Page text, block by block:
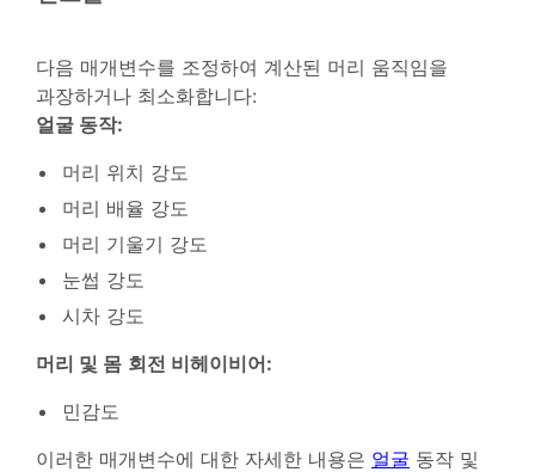
다음 매개변수를 조정하여 계산된 머리 움직임을
과장하거나 최소화합니다:
얼굴 동작:
머리 위치 강도
머리 배율 강도
머리 기울기 강도
눈썹 강도
시차 강도
머리 및 몸 회전 비헤이비어:
민감도
이러한 매개변수에 대한 자세한 내용은 얼굴 동작 및